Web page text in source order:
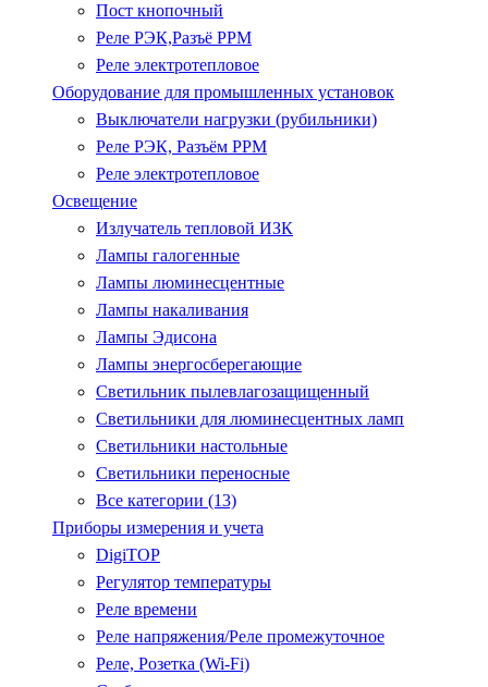
Пост кнопочный
Реле РЭК,Разъё РРМ
Реле электротепловое
Оборудование для промышленных установок
Выключатели нагрузки (рубильники)
Реле РЭК, Разъём РРМ
Реле электротепловое
Освещение
Излучатель тепловой ИЗК
Лампы галогенные
Лампы люминесцентные
Лампы накаливания
Лампы Эдисона
Лампы энергосберегающие
Светильник пылевлагозащищенный
Светильники для люминесцентных ламп
Светильники настольные
Светильники переносные
Все категории (13)
Приборы измерения и учета
DigiTOP
Регулятор температуры
Реле времени
Реле напряжения/Реле промежуточное
Реле, Розетка (Wi-Fi)